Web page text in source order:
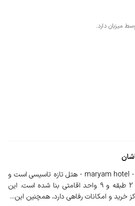
میزبان دارد.
❇️ هتل آپارتمان مریم کاشان - maryam hotel - هتل تازه‌ تاسیسی است و
در سال ۹۳ افتتاح شد که در 2 طبقه و 9 واحد اقامتی بنا شده است. این
خرید و امکانات رفاهی دارد، همچنین این...